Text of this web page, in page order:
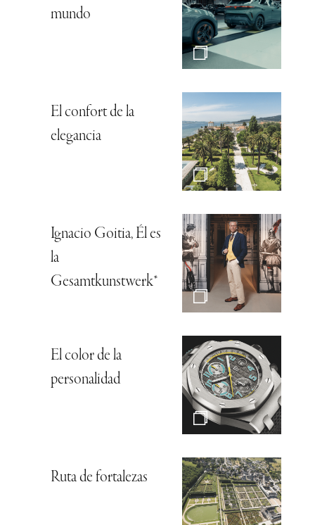
mundo
El confort de la
elegancia
Ignacio Goitia, Él es
la
Gesamtkunstwerk*
El color de la
personalidad
Ruta de fortalezas